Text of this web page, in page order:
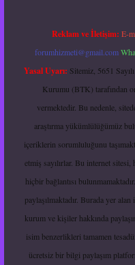
Reklam ve İletişim: E-
forumhizmeti@gmail.com
Yasal Uyarı: Sitemiz, 5651
Kurumu (BTK) tarafından
vermektedir. Bu nedenle,
araştırma yükümlülüğümüz
içeriklerin sorumluluğunu
etmiş sayılırlar. Bu internet
hiçbir bağlantısı
paylaşılmaktadır. Burada yer
kurum ve kişiler hakkında
isim benzerlikleri tamamen
ücretsiz bir bilgi paylaşım